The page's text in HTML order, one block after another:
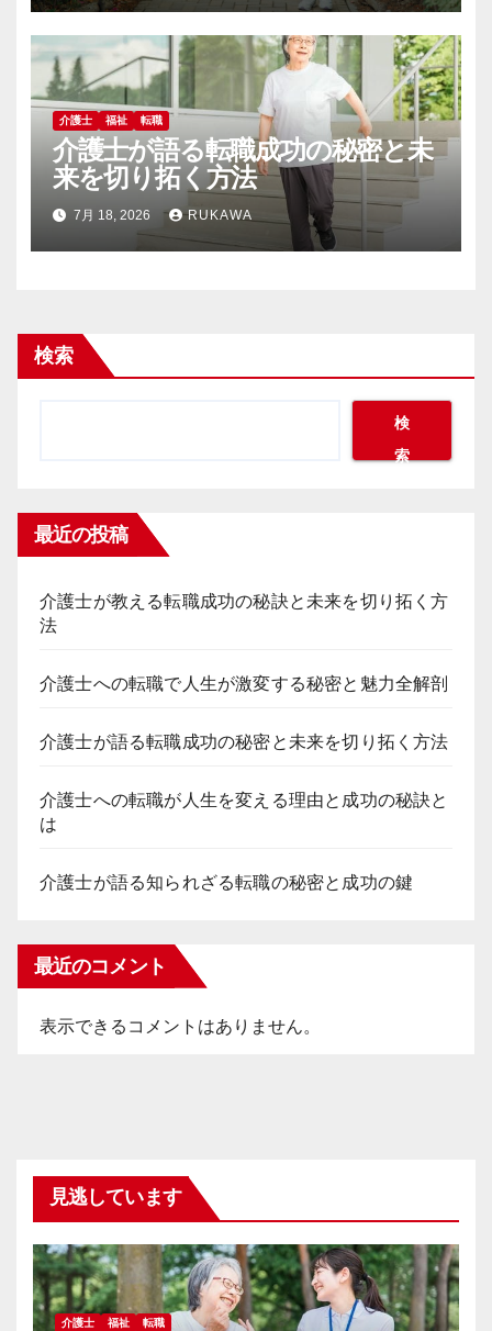
介護士 福祉 転職
介護士が語る転職成功の秘密と未
来を切り拓く方法
7月 18, 2026 RUKAWA
検索
検
索
最近の投稿
介護士が教える転職成功の秘訣と未来を切り拓く方
法
介護士への転職で人生が激変する秘密と魅力全解剖
介護士が語る転職成功の秘密と未来を切り拓く方法
介護士への転職が人生を変える理由と成功の秘訣と
は
介護士が語る知られざる転職の秘密と成功の鍵
最近のコメント
表示できるコメントはありません。
見逃しています
介護士 福祉 転職